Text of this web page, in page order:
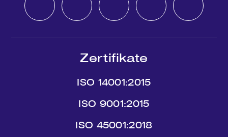
Zertifikate
ISO 14001:2015
ISO 9001:2015
ISO 45001:2018